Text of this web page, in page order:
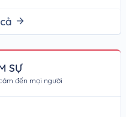
SỰ
đến mọi người